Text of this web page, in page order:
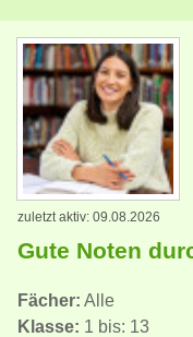
zuletzt aktiv: 09.08.2026
Gute Noten
Fächer: Alle
Klasse: 1 bis: 13